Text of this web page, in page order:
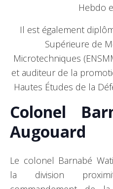
Hebdo
Il est également
Supérieure de
Microtechniques
et auditeur de la
Hautes Études de la
Colonel
Augouard
Le colonel Barnabé
la division